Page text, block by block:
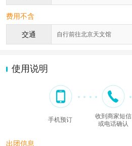
费用不含
交通 自行前往北京天文馆
使用说明
手机预订
收到商家短信
或电话确认
出团信息